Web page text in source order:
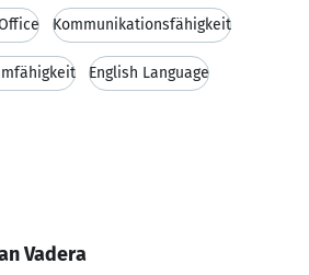
Kommunikationsfähigkeit
English Language
Vadera